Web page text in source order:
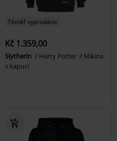
Téměř vyprodáno
Kč 1.359,00
Slytherin Harry Potter
Mikina
s kapucí